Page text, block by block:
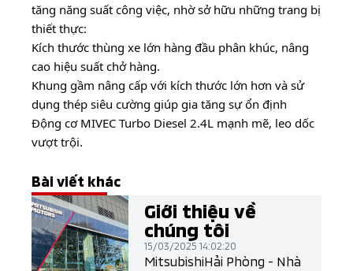
tăng năng suất công việc, nhờ sở hữu những trang bị
thiết thực:
Kích thước thùng xe lớn hàng đầu phân khúc, nâng
cao hiệu suất chở hàng.
Khung gầm nâng cấp với kích thước lớn hơn và sử
dụng thép siêu cường giúp gia tăng sự ổn định
Động cơ MIVEC Turbo Diesel 2.4L mạnh mẽ, leo dốc
vượt trội.
Bài viết khác
Giới thiệu về
chúng tôi
15/03/2025 14:02:20
MitsubishiHải Phòng - Nhà